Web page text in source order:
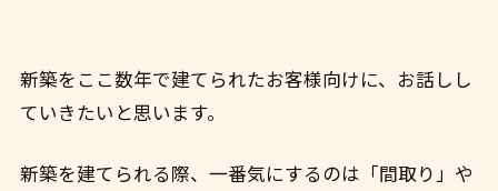
新築をここ数年で建てられたお客様向けに、お話しし
ていきたいと思います。
新築を建てられる際、一番気にするのは「間取り」や